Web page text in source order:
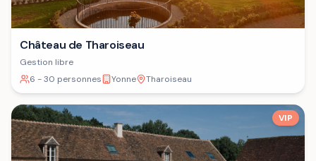
Château de Tharoiseau
Gestion libre
6 - 30 personnes
Yonne Tharoiseau
VIP